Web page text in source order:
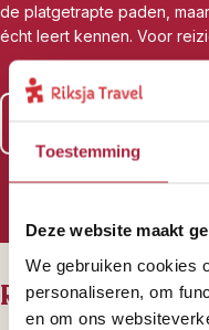
Toestemming
Deze website maakt
We gebruiken cookies
personaliseren, om
en om ons
de platgetrapte paden,
écht leert kennen. Voor
Riksja brengt